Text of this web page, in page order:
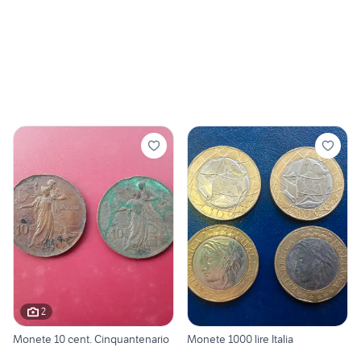
2
Monete 10 cent. Cinquantenario
Monete 1000 lire Italia